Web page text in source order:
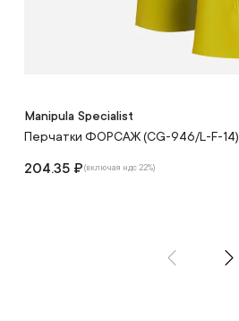
Manipula Specialist
Перчатки ФОРСАЖ (CG-946/L-F-14)
204.35 ₽(включая ндс 22%)